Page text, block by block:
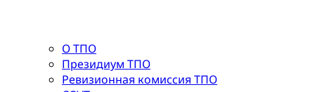
О ТПО
Президиум ТПО
Ревизионная комиссия ТПО